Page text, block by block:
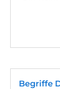
Begriffe